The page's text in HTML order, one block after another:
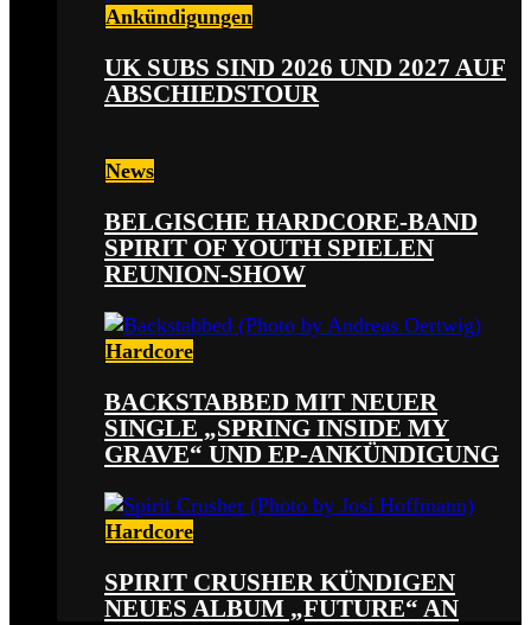
Ankündigungen
UK SUBS SIND 2026 UND 2027 AUF
ABSCHIEDSTOUR
News
BELGISCHE HARDCORE-BAND
SPIRIT OF YOUTH SPIELEN
REUNION-SHOW
Hardcore
BACKSTABBED MIT NEUER
SINGLE „SPRING INSIDE MY
GRAVE“ UND EP-ANKÜNDIGUNG
Hardcore
SPIRIT CRUSHER KÜNDIGEN
NEUES ALBUM „FUTURE“ AN